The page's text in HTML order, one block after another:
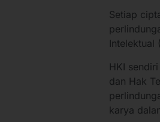
Setiap
Intelektual
HKI
dan Hak
karya